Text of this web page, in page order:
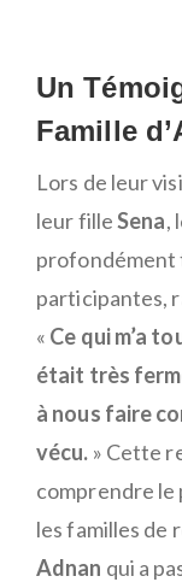
Un
Famille
Lors de leur
leur filleSena,
participantes,
« Ce qui m’a
était très
à nous faire
vécu. » Cette
comprendre le
les familles de
Adnan qui a